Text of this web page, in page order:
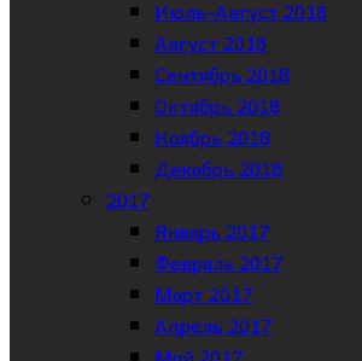
Июль-Август 2018
Август 2018
Сентябрь 2018
Октябрь 2018
Ноябрь 2018
Декабрь 2018
2017
Январь 2017
Февраль 2017
Март 2017
Апрель 2017